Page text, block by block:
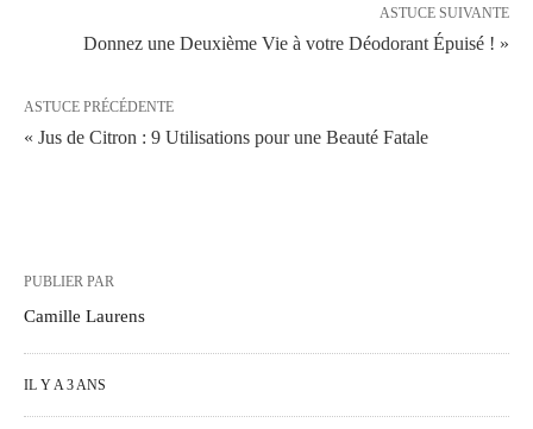
ASTUCE SUIVANTE
Donnez une Deuxième Vie à votre Déodorant Épuisé ! »
ASTUCE PRÉCÉDENTE
« Jus de Citron : 9 Utilisations pour une Beauté Fatale
PUBLIER PAR
Camille Laurens
IL Y A 3 ANS